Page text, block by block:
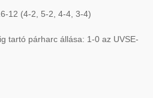
12 (4-2, 5-2, 4-4, 3-4)
tartó párharc állása: 1-0 az UVSE-